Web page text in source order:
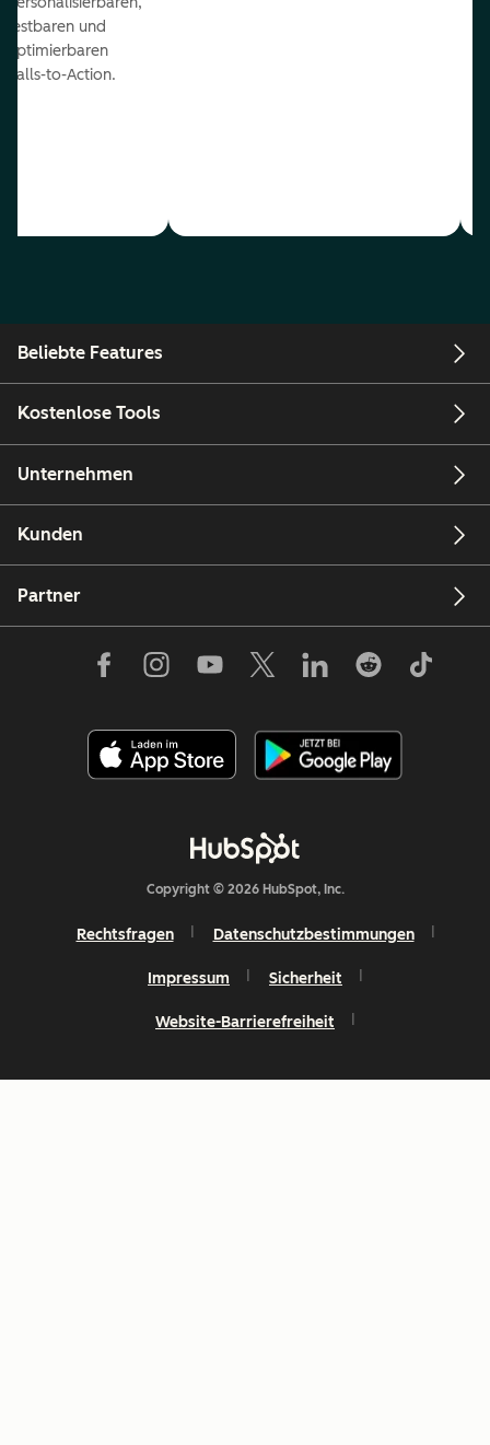
testbaren und
optimierbaren
Calls-to-Action.
Beliebte Features
Kostenlose Tools
Unternehmen
Kunden
Partner
Copyright © 2026 HubSpot, Inc.
Rechtsfragen Datenschutzbestimmungen
Impressum Sicherheit
Website-Barrierefreiheit